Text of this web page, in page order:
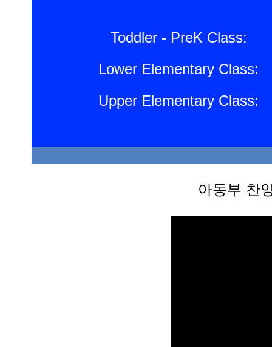
Toddler - PreK Class:
Lower Elementary Class:
Upper Elementary Class:
아동부 찬